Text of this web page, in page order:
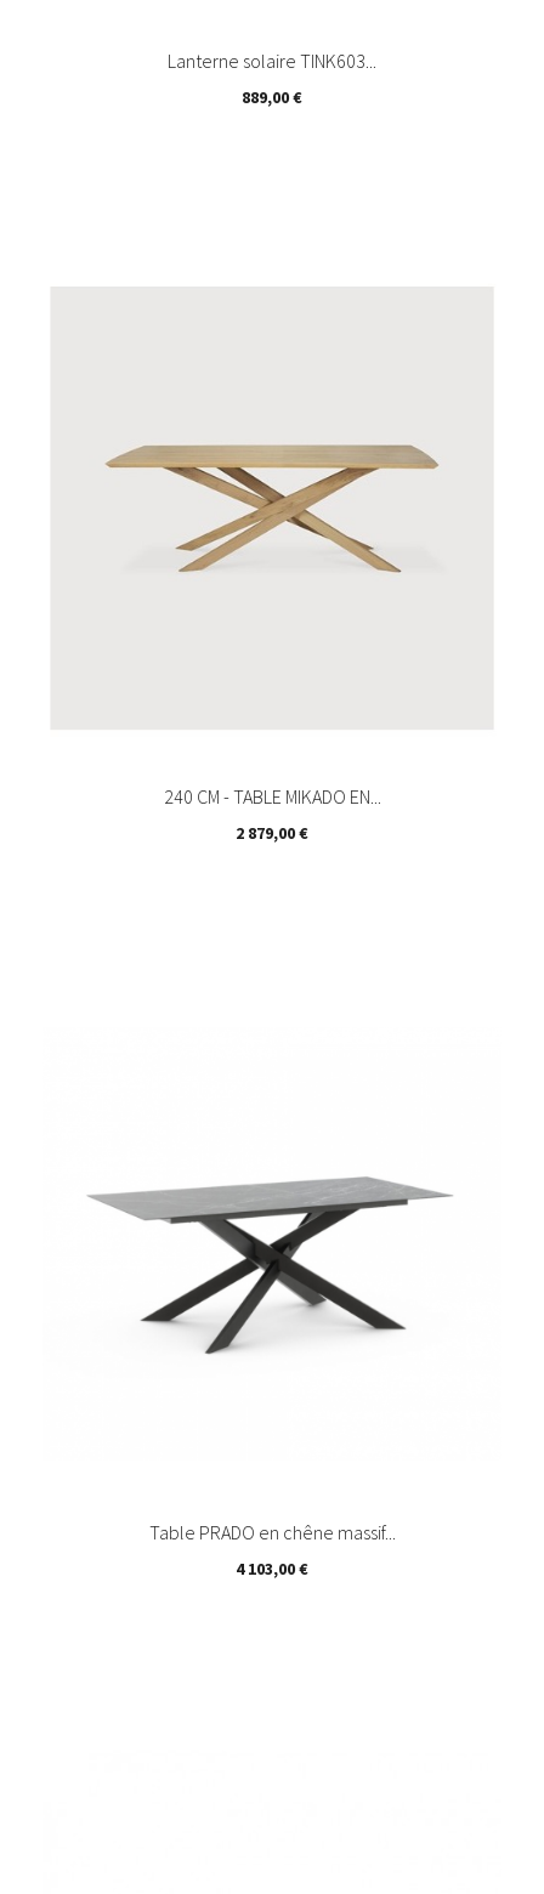
Lanterne solaire TINK603...
Prix
889,00 €
240 CM - TABLE MIKADO EN...
Prix
2 879,00 €
Table PRADO en chêne massif...
Prix
4 103,00 €